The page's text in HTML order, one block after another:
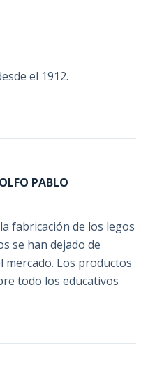
el 1912.
PABLO
fabricación de los legos
se han dejado de
mercado. Los productos
todo los educativos